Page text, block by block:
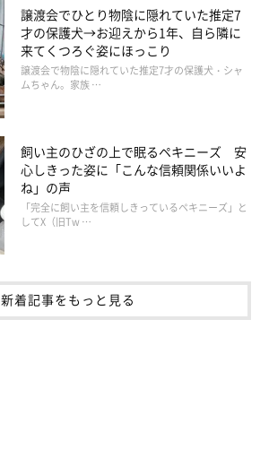
忘れたとは違う
譲渡会でひとり物陰に隠れていた推定7
才の保護犬→お迎えから1年、自ら隣に
来てくつろぐ姿にほっこり
譲渡会で物陰に隠れていた推定7才の保護犬・シャ
ムちゃん。家族 …
飼い主のひざの上で眠るペキニーズ 安
心しきった姿に「こんな信頼関係いいよ
ね」の声
「完全に飼い主を信頼しきっているペキニーズ」と
してX（旧Tw …
新着記事をもっと見る